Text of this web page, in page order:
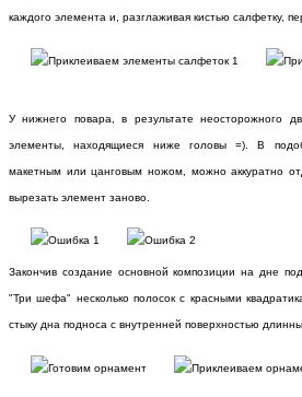
каждого элемента и, разглаживая кистью салфетку,
У нижнего повара, в результате неосторожного
элементы, находящиеся ниже головы =). В
макетным или цанговым ножом, можно аккуратно
вырезать элемент заново.
Закончив создание основной композиции на дне
"Три шефа" несколько полосок с красными
стыку дна подноса с внутренней поверхностью